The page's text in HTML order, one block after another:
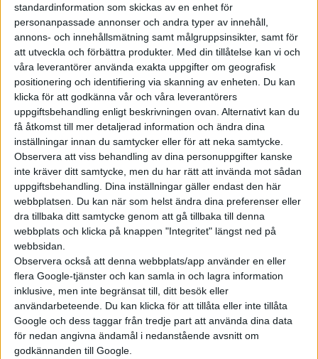
standardinformation som skickas av en enhet för
personanpassade annonser och andra typer av innehåll,
annons- och innehållsmätning samt målgruppsinsikter, samt för
att utveckla och förbättra produkter. Med din tillåtelse kan vi och
våra leverantörer använda exakta uppgifter om geografisk
positionering och identifiering via skanning av enheten. Du kan
klicka för att godkänna vår och våra leverantörers
uppgiftsbehandling enligt beskrivningen ovan. Alternativt kan du
få åtkomst till mer detaljerad information och ändra dina
inställningar innan du samtycker eller för att neka samtycke.
Observera att viss behandling av dina personuppgifter kanske
inte kräver ditt samtycke, men du har rätt att invända mot sådan
uppgiftsbehandling. Dina inställningar gäller endast den här
webbplatsen. Du kan när som helst ändra dina preferenser eller
dra tillbaka ditt samtycke genom att gå tillbaka till denna
webbplats och klicka på knappen "Integritet" längst ned på
webbsidan.
Observera också att denna webbplats/app använder en eller
flera Google-tjänster och kan samla in och lagra information
inklusive, men inte begränsat till, ditt besök eller
användarbeteende. Du kan klicka för att tillåta eller inte tillåta
Google och dess taggar från tredje part att använda dina data
för nedan angivna ändamål i nedanstående avsnitt om
godkännanden till Google.
Vi träffar verkstadsägaren Fredrik
Grufman som har blivit lite av en
rikskändis med sina filmer om problem
på Teslor. Han anser inte att det är
någon större idé att satsa på
reparation av högspänningsbatteriet.
”Det är ett övergående problem...
Elbilens nyhetsbrev
Håll dig uppdaterad om de senaste nyheterna!
Prenumerera